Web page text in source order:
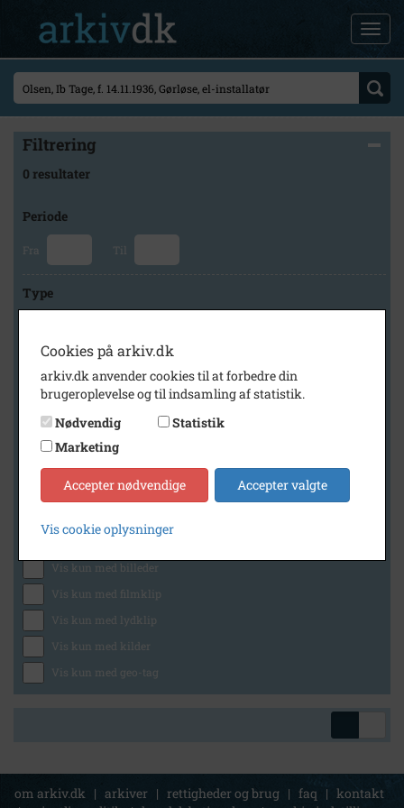
Filtrering
0 resultater
Periode
Fra Til
Type
Arkiv
Lokalhistorisk Forening for Skævinge og Omegn
Generelt
Vis kun med billeder
Vis kun med filmklip
Vis kun med lydklip
Vis kun med kilder
Vis kun med geo-tag
om arkiv.dk | arkiver | rettigheder og brug | faq | kontakt
Cookies på arkiv.dk
arkiv.dk anvender cookies til at forbedre din
brugeroplevelse og til indsamling af statistik.
Nødvendig
Statistik
Marketing
Accepter nødvendige Accepter valgte
Vis cookie oplysninger